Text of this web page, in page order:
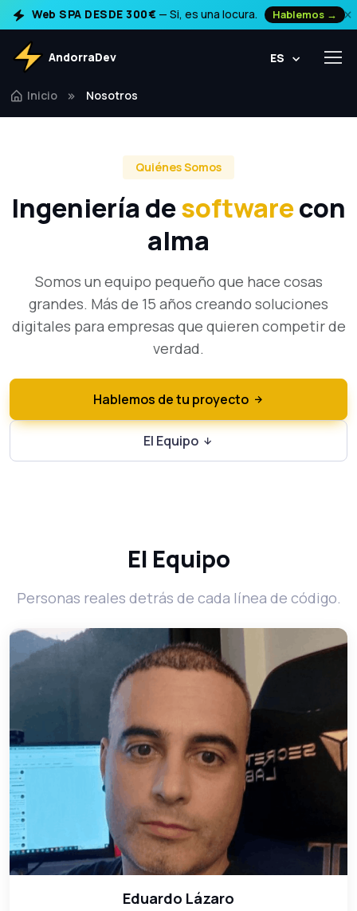
Web SPA DESDE 300€ — Si, es una locura. Hablemos → ×
AndorraDev ES
Inicio Nosotros
Quiénes Somos
Ingeniería desoftwarecon
alma
Somos un equipo pequeño que hace cosas
grandes. Más de 15 años creando soluciones
digitales para empresas que quieren competir de
verdad.
Hablemos de tu proyecto
El Equipo
El Equipo
Personas reales detrás de cada línea de código.
Eduardo Lázaro
Eduardo Lázaro
Founder & Lead Engineer
Más de 15 años construyendo plataformas web.
Especialista en Laravel, Next.js, React y DevOps. Fundó
AndorraDev con la idea de ofrecer ingeniería de verdad
desde Andorra.